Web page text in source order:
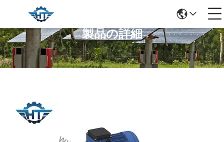
製品の詳細